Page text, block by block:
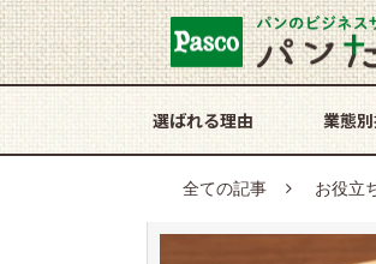
選ばれる理由 業態
全ての記事 お役立